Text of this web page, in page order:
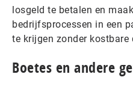
losgeld te betalen en
bedrijfsprocessen in een
te krijgen zonder kostbare
Boetes en andere